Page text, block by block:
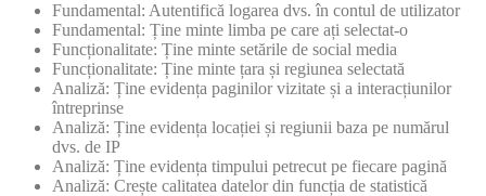
Fundamental: Autentifică logarea dvs. în contul de utilizator
Fundamental: Ține minte limba pe care ați selectat-o
Funcționalitate: Ține minte setările de social media
Funcționalitate: Ține minte țara și regiunea selectată
Analiză: Ține evidența paginilor vizitate și a interacțiunilor
întreprinse
Analiză: Ține evidența locației și regiunii baza pe numărul
dvs. de IP
Analiză: Ține evidența timpului petrecut pe fiecare pagină
Analiză: Crește calitatea datelor din funcția de statistică